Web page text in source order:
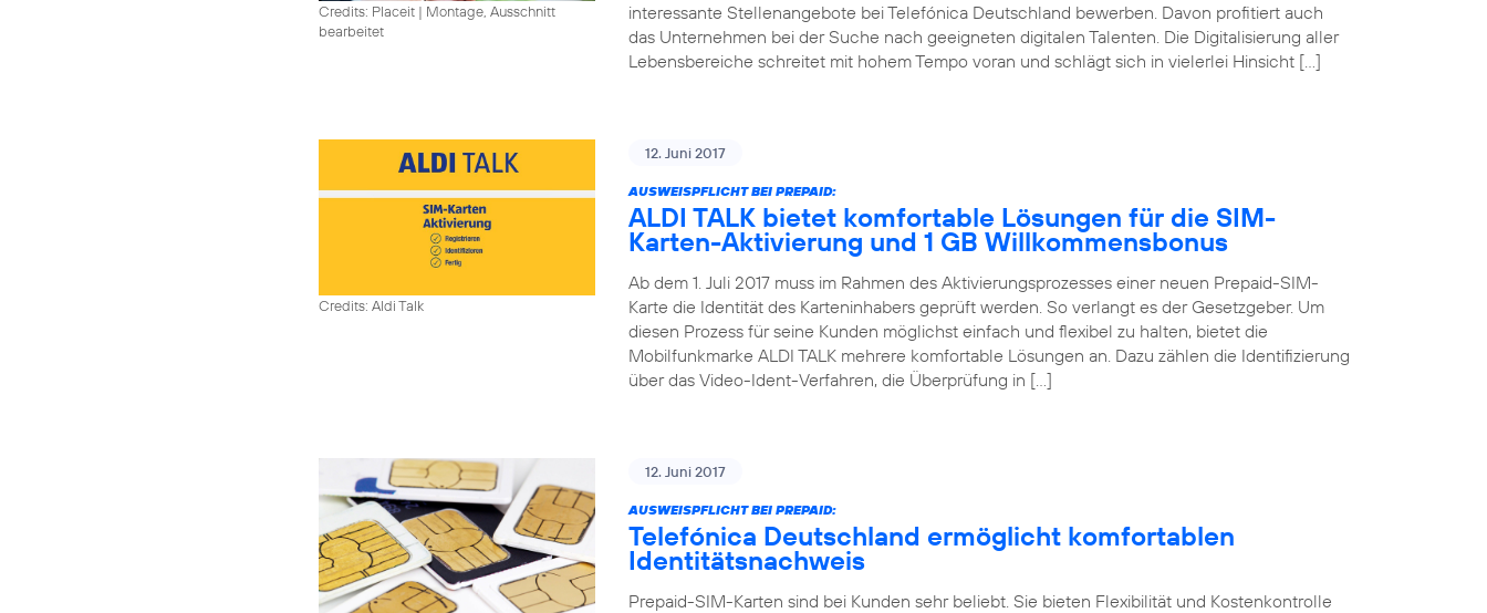
Credits: Placeit | Montage, Ausschnitt
bearbeitet
interessante Stellenangebote bei Telefónica Deutschland bewerben. Davon profitiert auch
das Unternehmen bei der Suche nach geeigneten digitalen Talenten. Die Digitalisierung aller
Lebensbereiche schreitet mit hohem Tempo voran und schlägt sich in vielerlei Hinsicht […]
Credits: Aldi Talk
12. Juni 2017
AUSWEISPFLICHT BEI PREPAID:
ALDI TALK bietet komfortable Lösungen für die SIM-
Karten-Aktivierung und 1 GB Willkommensbonus
Ab dem 1. Juli 2017 muss im Rahmen des Aktivierungsprozesses einer neuen Prepaid-SIM-
Karte die Identität des Karteninhabers geprüft werden. So verlangt es der Gesetzgeber. Um
diesen Prozess für seine Kunden möglichst einfach und flexibel zu halten, bietet die
Mobilfunkmarke ALDI TALK mehrere komfortable Lösungen an. Dazu zählen die Identifizierung
über das Video-Ident-Verfahren, die Überprüfung in […]
12. Juni 2017
AUSWEISPFLICHT BEI PREPAID:
Telefónica Deutschland ermöglicht komfortablen
Identitätsnachweis
Prepaid-SIM-Karten sind bei Kunden sehr beliebt. Sie bieten Flexibilität und Kostenkontrolle